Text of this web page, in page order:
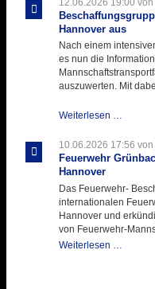
Hannover aus
Nach einem
es nun die
auszuwerten. Mit
Weiterlesen …
aus
10.06.2026 17:56 von
Feuerwehr
Hannover
Das Feuerwehr-
internationalen
Hannover und
von Feuerwehr-
Weiterlesen …